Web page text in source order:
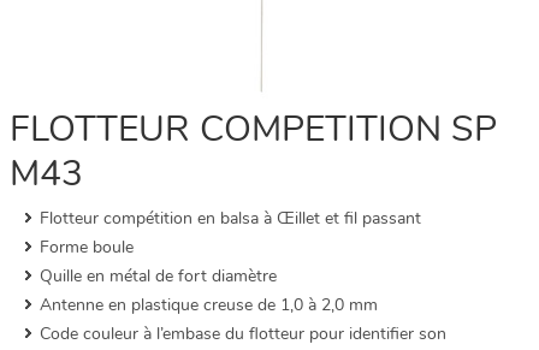
FLOTTEUR COMPETITION SP
M43
Flotteur compétition en balsa à Œillet et fil passant
Forme boule
Quille en métal de fort diamètre
Antenne en plastique creuse de 1,0 à 2,0 mm
Code couleur à l’embase du flotteur pour identifier son